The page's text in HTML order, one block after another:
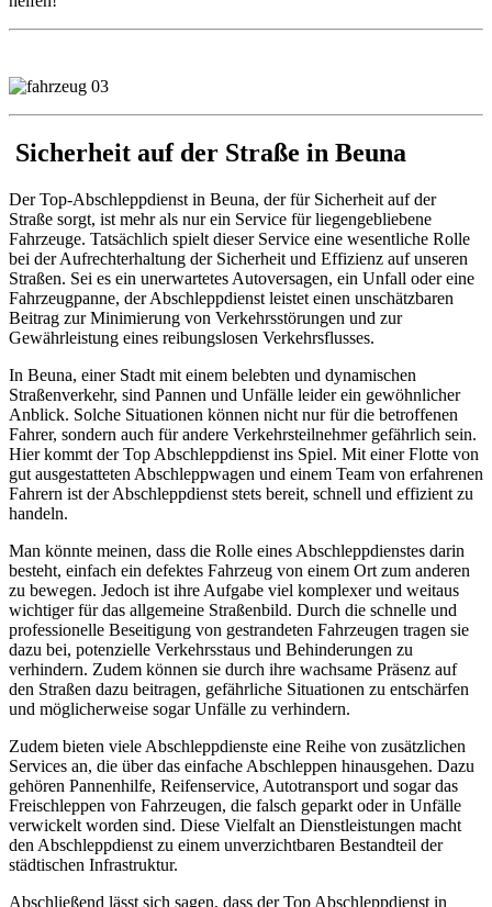
Sicherheit auf der Straße in Beuna
Der Top-Abschleppdienst in Beuna, der für Sicherheit auf der
Straße sorgt, ist mehr als nur ein Service für liegengebliebene
Fahrzeuge. Tatsächlich spielt dieser Service eine wesentliche Rolle
bei der Aufrechterhaltung der Sicherheit und Effizienz auf unseren
Straßen. Sei es ein unerwartetes Autoversagen, ein Unfall oder eine
Fahrzeugpanne, der Abschleppdienst leistet einen unschätzbaren
Beitrag zur Minimierung von Verkehrsstörungen und zur
Gewährleistung eines reibungslosen Verkehrsflusses.
In Beuna, einer Stadt mit einem belebten und dynamischen
Straßenverkehr, sind Pannen und Unfälle leider ein gewöhnlicher
Anblick. Solche Situationen können nicht nur für die betroffenen
Fahrer, sondern auch für andere Verkehrsteilnehmer gefährlich sein.
Hier kommt der Top Abschleppdienst ins Spiel. Mit einer Flotte von
gut ausgestatteten Abschleppwagen und einem Team von erfahrenen
Fahrern ist der Abschleppdienst stets bereit, schnell und effizient zu
handeln.
Man könnte meinen, dass die Rolle eines Abschleppdienstes darin
besteht, einfach ein defektes Fahrzeug von einem Ort zum anderen
zu bewegen. Jedoch ist ihre Aufgabe viel komplexer und weitaus
wichtiger für das allgemeine Straßenbild. Durch die schnelle und
professionelle Beseitigung von gestrandeten Fahrzeugen tragen sie
dazu bei, potenzielle Verkehrsstaus und Behinderungen zu
verhindern. Zudem können sie durch ihre wachsame Präsenz auf
den Straßen dazu beitragen, gefährliche Situationen zu entschärfen
und möglicherweise sogar Unfälle zu verhindern.
Zudem bieten viele Abschleppdienste eine Reihe von zusätzlichen
Services an, die über das einfache Abschleppen hinausgehen. Dazu
gehören Pannenhilfe, Reifenservice, Autotransport und sogar das
Freischleppen von Fahrzeugen, die falsch geparkt oder in Unfälle
verwickelt worden sind. Diese Vielfalt an Dienstleistungen macht
den Abschleppdienst zu einem unverzichtbaren Bestandteil der
städtischen Infrastruktur.
Abschließend lässt sich sagen, dass der Top Abschleppdienst in